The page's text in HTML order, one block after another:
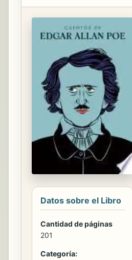
Datos sobre el Libro
Cantidad de páginas
201
Categoría: